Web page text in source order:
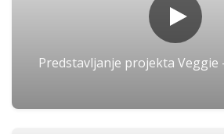
Predstavljanje projekta Veggie